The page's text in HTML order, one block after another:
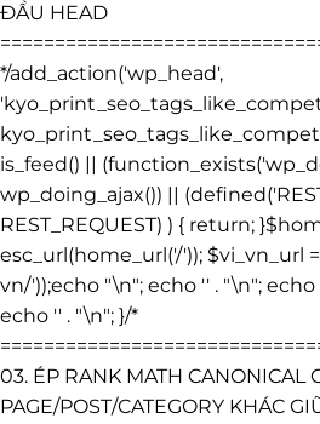
ĐẦU HEAD
*/add_action('wp_head',
is_feed() ||
wp_doing_ajax()) ||
REST_REQUEST) ) { return;
esc_url(home_url('/')); $vi_vn_url
vn/'));echo "\n"; echo '' . "\n"; echo
echo '' . "\n"; }/*
03. ÉP RANK MATH CANONICAL
PAGE/POST/CATEGORY KHÁC